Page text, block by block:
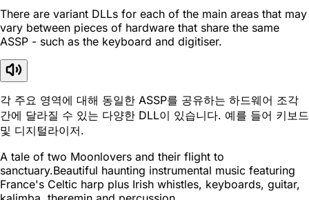
There are variant DLLs for each of the main areas that may
vary between pieces of hardware that share the same
ASSP - such as the keyboard and digitiser.
각 주요 영역에 대해 동일한 ASSP를 공유하는 하드웨어 조각
간에 달라질 수 있는 다양한 DLL이 있습니다. 예를 들어 키보드
및 디지털라이저.
A tale of two Moonlovers and their flight to
sanctuary.Beautiful haunting instrumental music featuring
France's Celtic harp plus Irish whistles, keyboards, guitar,